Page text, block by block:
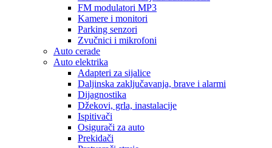
FM modulatori MP3
Kamere i monitori
Parking senzori
Zvučnici i mikrofoni
Auto cerade
Auto elektrika
Adapteri za sijalice
Daljinska zaključavanja, brave i alarmi
Dijagnostika
Džekovi, grla, inastalacije
Ispitivači
Osigurači za auto
Prekidači